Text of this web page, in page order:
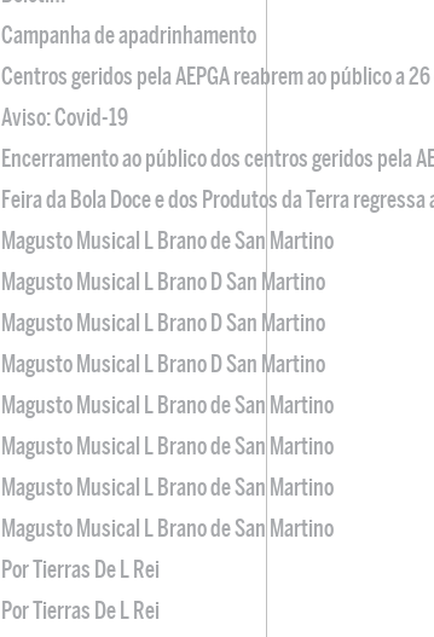
Campanha de apadrinhamento
Centros geridos pela AEPGA reabrem ao público a
Aviso: Covid-19
Encerramento ao público dos centros geridos pela
Feira da Bola Doce e dos Produtos da Terra
Magusto Musical L Brano de San Martino
Magusto Musical L Brano D San Martino
Magusto Musical L Brano D San Martino
Magusto Musical L Brano D San Martino
Magusto Musical L Brano de San Martino
Magusto Musical L Brano de San Martino
Magusto Musical L Brano de San Martino
Magusto Musical L Brano de San Martino
Por Tierras De L Rei
Por Tierras De L Rei